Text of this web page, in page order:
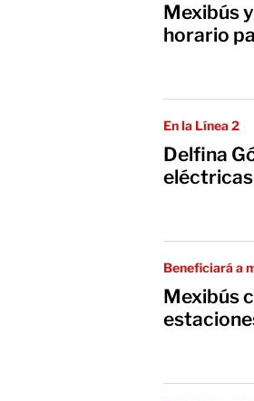
Mexibús
horario
En la Línea 2
Delfina
Beneficiará a
Mexibús